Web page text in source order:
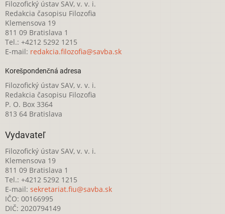
Filozofický ústav SAV, v. v. i.
Redakcia časopisu Filozofia
Klemensova 19
811 09 Bratislava 1
Tel.: +4212 5292 1215
E-mail: redakcia.filozofia@savba.sk
Korešpondenčná adresa
Filozofický ústav SAV, v. v. i.
Redakcia časopisu Filozofia
P. O. Box 3364
813 64 Bratislava
Vydavateľ
Filozofický ústav SAV, v. v. i.
Klemensova 19
811 09 Bratislava 1
Tel.: +4212 5292 1215
E-mail: sekretariat.fiu@savba.sk
IČO: 00166995
DIČ: 2020794149